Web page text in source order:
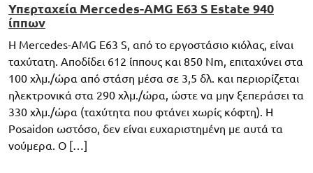
Υπερταχεία Mercedes-AMG E63 S Estate 940
ίππων
Η Mercedes-AMG E63 S, από το εργοστάσιο κιόλας, είναι
ταχύτατη. Αποδίδει 612 ίππους και 850 Nm, επιταχύνει στα
100 χλμ./ώρα από στάση μέσα σε 3,5 δλ. και περιορίζεται
ηλεκτρονικά στα 290 χλμ./ώρα, ώστε να μην ξεπεράσει τα
330 χλμ./ώρα (ταχύτητα που φτάνει χωρίς κόφτη). Η
Posaidon ωστόσο, δεν είναι ευχαριστημένη με αυτά τα
νούμερα. O […]